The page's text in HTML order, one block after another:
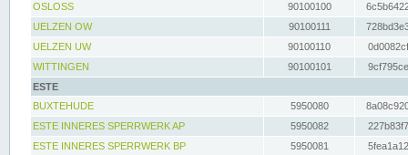
OSLOSS
90100100
UELZEN OW
90100111
UELZEN UW
90100110
WITTINGEN
90100101
ESTE
BUXTEHUDE
5950080
ESTE INNERES SPERRWERK AP
5950082
ESTE INNERES SPERRWERK BP
5950081